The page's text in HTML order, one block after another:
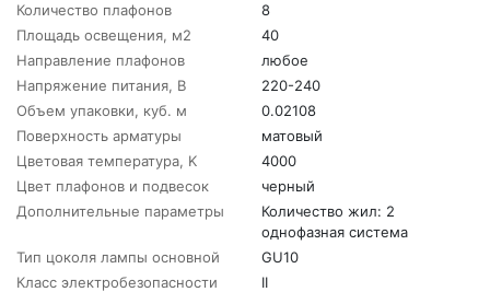
Количество плафонов
8
Площадь освещения, м2
40
Направление плафонов
любое
Напряжение питания, В
220-240
Объем упаковки, куб. м
0.02108
Поверхность арматуры
матовый
Цветовая температура, K
4000
Цвет плафонов и подвесок
черный
Дополнительные параметры
Количество жил: 2
однофазная система
Тип цоколя лампы основной
GU10
Класс электробезопасности
II